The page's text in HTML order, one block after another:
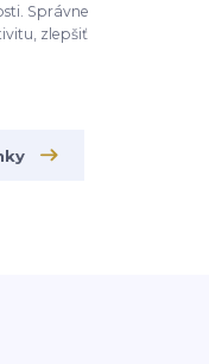
Správne
zlepšiť